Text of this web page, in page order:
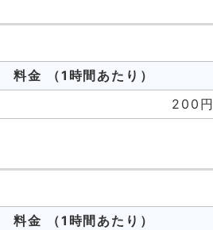
料金
（1時間あたり）
200円
料金
（1時間あたり）